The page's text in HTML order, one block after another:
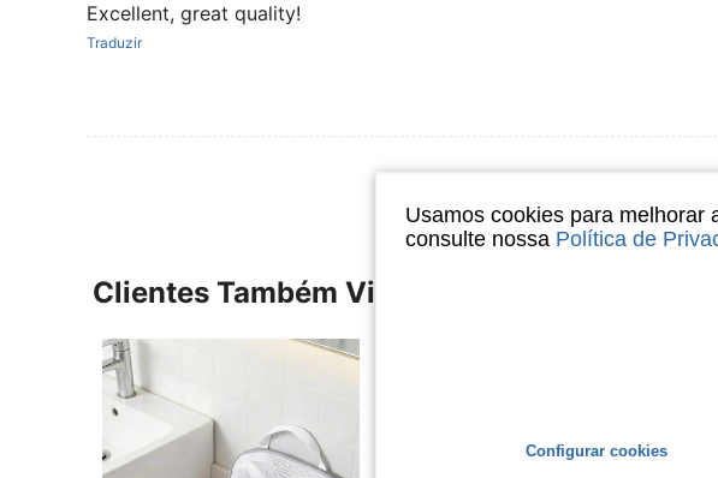
Excellent, great quality!
Traduzir
Clientes Também Visitaram
Usamos cookies para melhorar
consulte nossa Política de
Configurar cookies